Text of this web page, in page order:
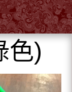
色)